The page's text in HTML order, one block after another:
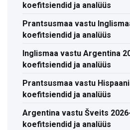
koefitsiendid ja analüüs
Prantsusmaa vastu
koefitsiendid ja analüüs
Inglismaa vastu Argentina
koefitsiendid ja analüüs
Prantsusmaa vastu
koefitsiendid ja analüüs
Argentina vastu Šveits
koefitsiendid ja analüüs